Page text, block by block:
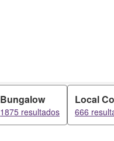
Bungalow
1875 resultados
Local
666